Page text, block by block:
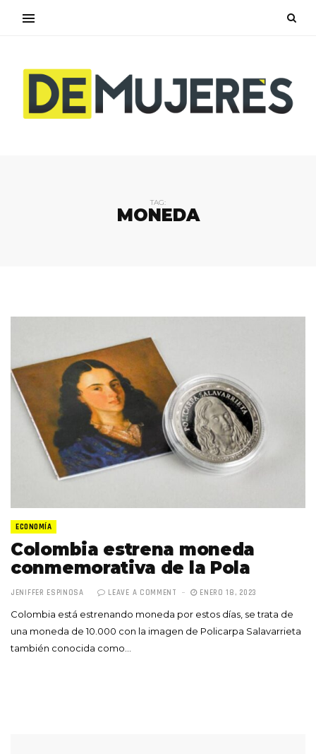
TAG:
MONEDA
ECONOMÍA
Colombia estrena moneda
conmemorativa de la Pola
JENIFFER ESPINOSA LEAVE A COMMENT ENERO 18, 2023
Colombia está estrenando moneda por estos días, se trata de
una moneda de 10.000 con la imagen de Policarpa Salavarrieta
también conocida como…